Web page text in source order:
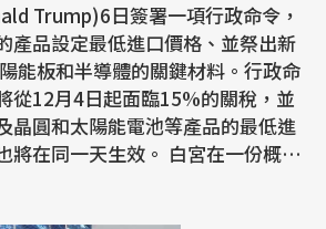
Trump)6日簽署一項行政命令，
產品設定最低進口價格、並祭出新
從12月4日起面臨15%的關稅，並
晶圓和太陽能電池等產品的最低進
天生效。 白宮在一份概要